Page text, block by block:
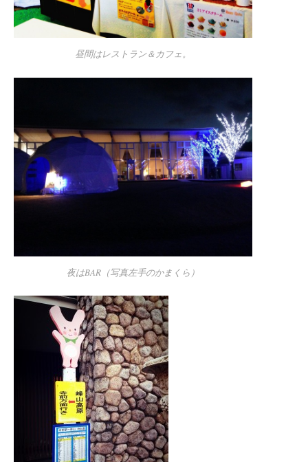
昼間はレストラン＆カフェ。
夜はBAR（写真左手のかまくら）